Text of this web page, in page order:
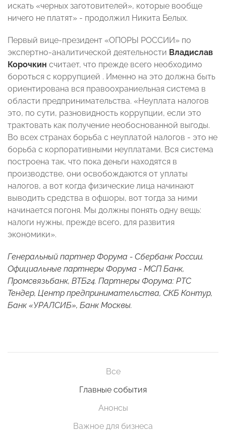
искать «черных заготовителей», которые вообще
ничего не платят» - продолжил Никита Белых.
Первый вице-президент «ОПОРЫ РОССИИ» по
экспертно-аналитической деятельности Владислав
Корочкин считает, что прежде всего необходимо
бороться с коррупцией . Именно на это должна быть
ориентирована вся правоохраниельная система в
области предпринимательства. «Неуплата налогов
это, по сути, разновидность коррупции, если это
трактовать как получение необоснованной выгоды.
Во всех странах борьба с неуплатой налогов - это не
борьба с корпоративными неуплатами. Вся система
построена так, что пока деньги находятся в
производстве, они освобождаются от уплаты
налогов, а вот когда физические лица начинают
выводить средства в офшоры, вот тогда за ними
начинается погоня. Мы должны понять одну вещь:
налоги нужны, прежде всего, для развития
экономики».
Генеральный партнер Форума - Сбербанк России.
Официальные партнеры Форума - МСП Банк,
Промсвязьбанк, ВТБ24. Партнеры Форума: РТС
Тендер, Центр предпринимательства, СКБ Контур,
Банк «УРАЛСИБ», Банк Москвы.
Все
Главные события
Анонсы
Важное для бизнеса